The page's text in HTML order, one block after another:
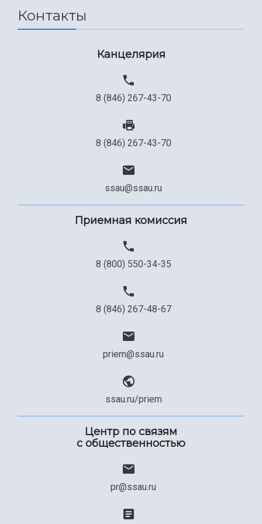
Сведения об образовательной организации
Официальные документы
Контакты
Канцелярия
8 (846) 267-43-70
8 (846) 267-43-70
ssau@ssau.ru
Приемная комиссия
8 (800) 550-34-35
8 (846) 267-48-67
priem@ssau.ru
ssau.ru/priem
Центр по связям
с общественностью
pr@ssau.ru